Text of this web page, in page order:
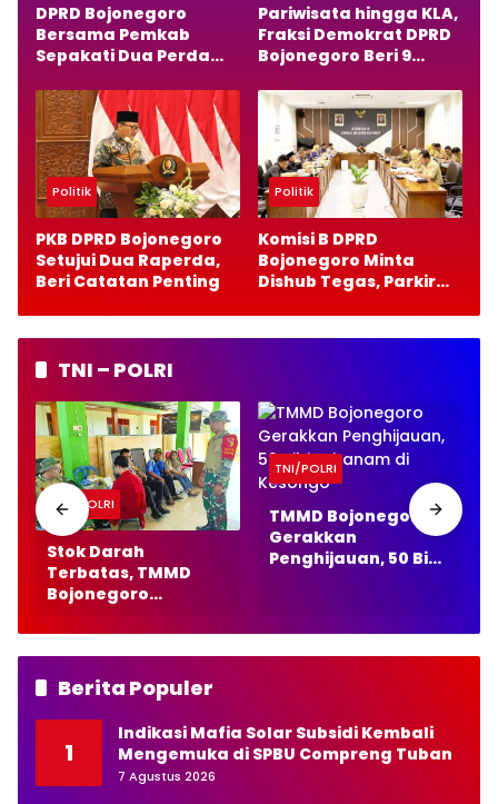
DPRD Bojonegoro
Bersama Pemkab
Sepakati Dua Perda
Pariwisata
Pariwisata hingga KLA,
Fraksi Demokrat DPRD
Bojonegoro Beri 9
Politik
PKB DPRD Bojonegoro
Setujui Dua Raperda,
Beri Catatan Penting
Politik
Komisi B DPRD
Bojonegoro Minta
Dishub Tegas, Parkir
TNI – POLRI
TNI/POLRI
Stok Darah
Terbatas, TMMD
Bojonegoro
PMI
TNI/POLRI
TMMD Bojonegoro
Gerakkan
Penghijauan, 50 Bibit
Berita Populer
1
Indikasi Mafia Solar Subsidi Kembali
Mengemuka di SPBU Compreng Tuban
7 Agustus 2026